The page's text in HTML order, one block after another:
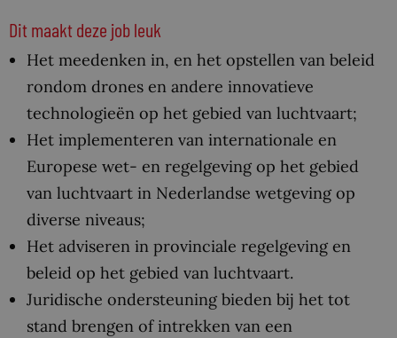
Dit maakt deze job leuk
Het meedenken in, en het opstellen van beleid
rondom drones en andere innovatieve
technologieën op het gebied van luchtvaart;
Het implementeren van internationale en
Europese wet- en regelgeving op het gebied
van luchtvaart in Nederlandse wetgeving op
diverse niveaus;
Het adviseren in provinciale regelgeving en
beleid op het gebied van luchtvaart.
Juridische ondersteuning bieden bij het tot
stand brengen of intrekken van een